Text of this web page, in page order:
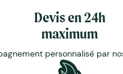
Devis en 24h
maximum
personnalisé par